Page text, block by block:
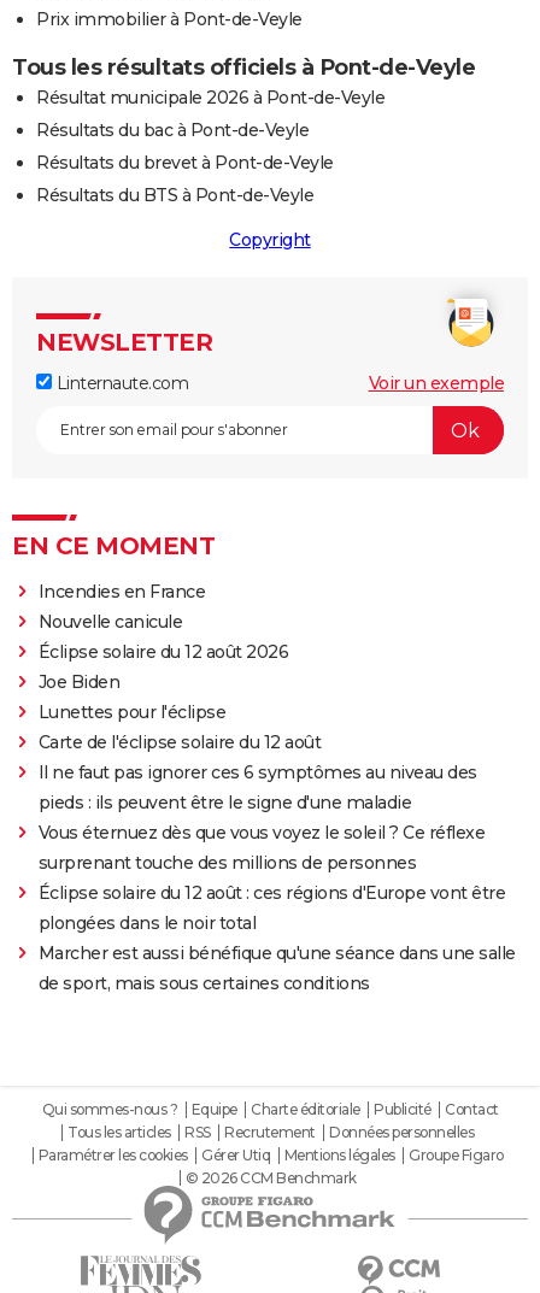
Prix immobilier à Pont-de-Veyle
Tous les résultats officiels à Pont-de-Veyle
Résultat municipale 2026 à Pont-de-Veyle
Résultats du bac à Pont-de-Veyle
Résultats du brevet à Pont-de-Veyle
Résultats du BTS à Pont-de-Veyle
Copyright
NEWSLETTER
Linternaute.com Voir un exemple
EN CE MOMENT
Incendies en France
Nouvelle canicule
Éclipse solaire du 12 août 2026
Joe Biden
Lunettes pour l'éclipse
Carte de l'éclipse solaire du 12 août
Il ne faut pas ignorer ces 6 symptômes au niveau des
pieds : ils peuvent être le signe d'une maladie
Vous éternuez dès que vous voyez le soleil ? Ce réflexe
surprenant touche des millions de personnes
Éclipse solaire du 12 août : ces régions d'Europe vont être
plongées dans le noir total
Marcher est aussi bénéfique qu'une séance dans une salle
de sport, mais sous certaines conditions
Qui sommes-nous ? Equipe Charte éditoriale Publicité
Contact
Tous les articles
RSS Recrutement
Données personnelles
Paramétrer les cookies
Gérer Utiq Mentions légales
Groupe Figaro
© 2026 CCM Benchmark